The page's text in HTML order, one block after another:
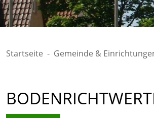
Startseite Gemeinde &